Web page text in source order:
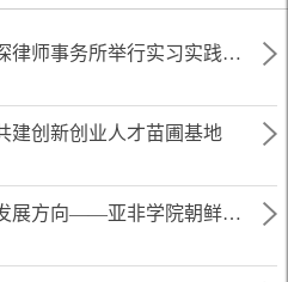
亚非语言文化学院与四川锦琛律师事务所举行实习实践基地签约授牌仪式
建创新创业人才苗圃基地
了解氢燃料电池，探寻未来发展方向——亚非学院朝鲜语系师生参观HTWO（广州）公司